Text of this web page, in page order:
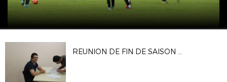
REUNION DE FIN DE SAISON DES ARBITRES